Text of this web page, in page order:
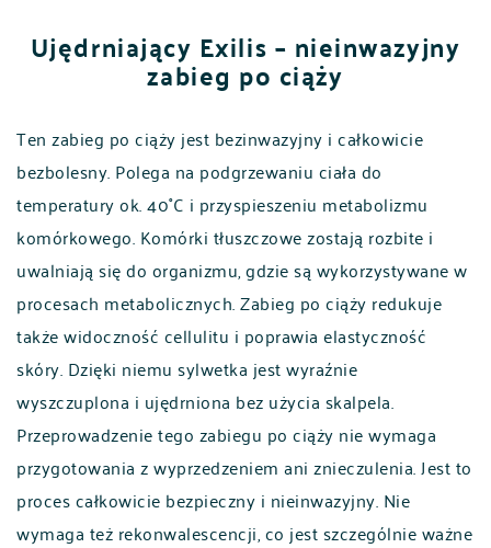
Ujędrniający Exilis – nieinwazyjny
zabieg po ciąży
Ten zabieg po ciąży jest bezinwazyjny i całkowicie
bezbolesny. Polega na podgrzewaniu ciała do
temperatury ok. 40˚C i przyspieszeniu metabolizmu
komórkowego. Komórki tłuszczowe zostają rozbite i
uwalniają się do organizmu, gdzie są wykorzystywane w
procesach metabolicznych. Zabieg po ciąży redukuje
także widoczność cellulitu i poprawia elastyczność
skóry. Dzięki niemu sylwetka jest wyraźnie
wyszczuplona i ujędrniona bez użycia skalpela.
Przeprowadzenie tego zabiegu po ciąży nie wymaga
przygotowania z wyprzedzeniem ani znieczulenia. Jest to
proces całkowicie bezpieczny i nieinwazyjny. Nie
wymaga też rekonwalescencji, co jest szczególnie ważne